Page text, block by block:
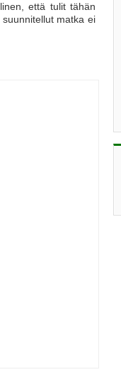
että tulit tähän
matka ei